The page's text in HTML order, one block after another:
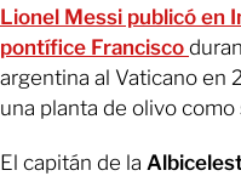
Lionel Messi publicó en
pontífice Francisco
argentina al Vaticano en
una planta de olivo como
El capitán de la